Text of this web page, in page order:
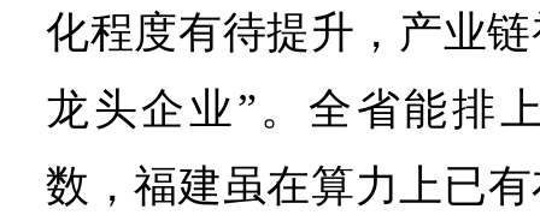
化程度有待提升，产业
龙头企业”。全省能排
数，福建虽在算力上已